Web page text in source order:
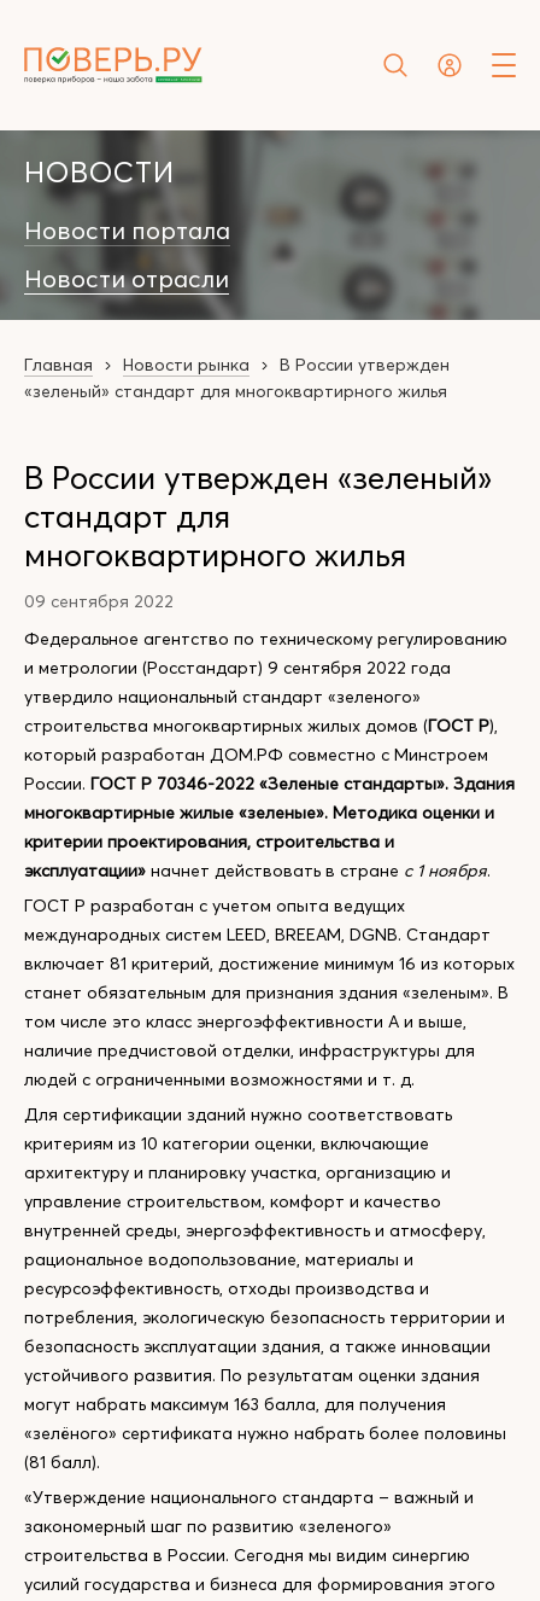
НОВОСТИ
Новости портала
Новости отрасли
Главная Новости рынка
В России утвержден
«зеленый» стандарт для многоквартирного жилья
В России утвержден «зеленый»
стандарт для
многоквартирного жилья
09 сентября 2022
Федеральное агентство по техническому регулированию
и метрологии (Росстандарт) 9 сентября 2022 года
утвердило национальный стандарт «зеленого»
строительства многоквартирных жилых домов (ГОСТ Р),
который разработан ДОМ.РФ совместно с Минстроем
России. ГОСТ Р 70346-2022 «Зеленые стандарты». Здания
многоквартирные жилые «зеленые». Методика оценки и
критерии проектирования, строительства и
эксплуатации» начнет действовать в стране с 1 ноября.
ГОСТ Р разработан с учетом опыта ведущих
международных систем LEED, BREEAM, DGNB. Стандарт
включает 81 критерий, достижение минимум 16 из которых
станет обязательным для признания здания «зеленым». В
том числе это класс энергоэффективности А и выше,
наличие предчистовой отделки, инфраструктуры для
людей с ограниченными возможностями и т. д.
Для сертификации зданий нужно соответствовать
критериям из 10 категории оценки, включающие
архитектуру и планировку участка, организацию и
управление строительством, комфорт и качество
внутренней среды, энергоэффективность и атмосферу,
рациональное водопользование, материалы и
ресурсоэффективность, отходы производства и
потребления, экологическую безопасность территории и
безопасность эксплуатации здания, а также инновации
устойчивого развития. По результатам оценки здания
могут набрать максимум 163 балла, для получения
«зелёного» сертификата нужно набрать более половины
(81 балл).
«Утверждение национального стандарта – важный и
закономерный шаг по развитию «зеленого»
строительства в России. Сегодня мы видим синергию
усилий государства и бизнеса для формирования этого